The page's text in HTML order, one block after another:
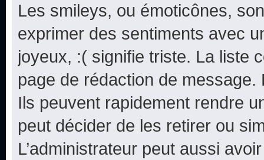
Les smileys, ou émoticônes,
exprimer des sentiments avec
joyeux, :( signifie triste. La liste
page de rédaction de
Ils peuvent rapidement rendre
peut décider de les retirer ou
L’administrateur peut aussi